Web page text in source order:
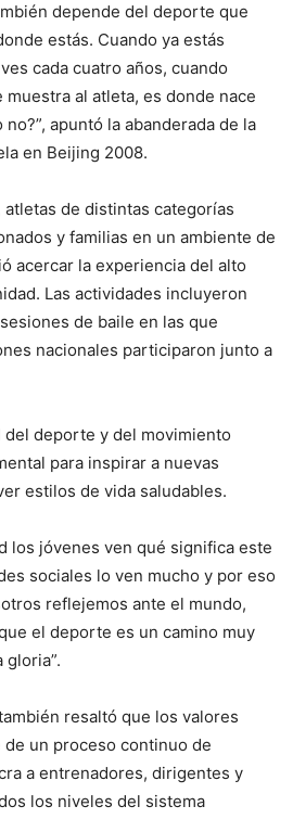
depende del deporte que
estás. Cuando ya estás
cada cuatro años, cuando
al atleta, es donde nace
apuntó la abanderada de la
en Beijing 2008.
de distintas categorías
y familias en un ambiente de
acercar la experiencia del alto
Las actividades incluyeron
de baile en las que
nacionales participaron junto a
del deporte y del movimiento
para inspirar a nuevas
estilos de vida saludables.
los jóvenes ven qué significa este
sociales lo ven mucho y por eso
reflejemos ante el mundo,
el deporte es un camino muy
resaltó que los valores
un proceso continuo de
a entrenadores, dirigentes y
los niveles del sistema